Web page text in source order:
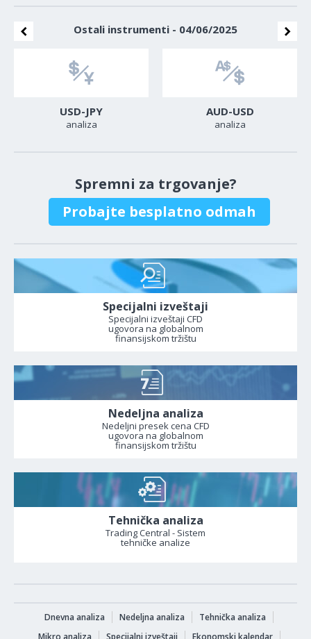
Ostali instrumenti - 04/06/2025
USD-JPY
analiza
AUD-USD
analiza
Spremni za trgovanje?
Probajte besplatno odmah
Specijalni izveštaji
Specijalni izveštaji CFD
ugovora na globalnom
finansijskom tržištu
Nedeljna analiza
Nedeljni presek cena CFD
ugovora na globalnom
finansijskom tržištu
Tehnička analiza
Trading Central - Sistem
tehničke analize
Dnevna analiza Nedeljna analiza
Tehnička analiza
Mikro analiza
Specijalni izveštaji Ekonomski kalendar